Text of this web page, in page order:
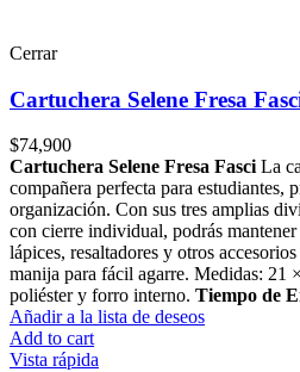
Cerrar
Cartuchera Selene Fresa
$74,900
Cartuchera Selene Fresa Fasci La
compañera perfecta para estudiantes,
organización. Con sus tres amplias
con cierre individual, podrás
lápices, resaltadores y otros
manija para fácil agarre. Medidas: 21
poliéster y forro interno. Tiempo de
Añadir a la lista de deseos
Add to cart
Vista rápida